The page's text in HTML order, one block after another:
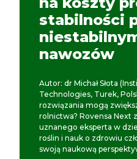
stabilności
nawozów
Autor: dr Michał Słota
Technologies, Turek,
rozwiązania mogą
rolnictwa? Rovensa Next
uznanego eksperta w
roślin i nauk o zdrowiu
swoją naukową